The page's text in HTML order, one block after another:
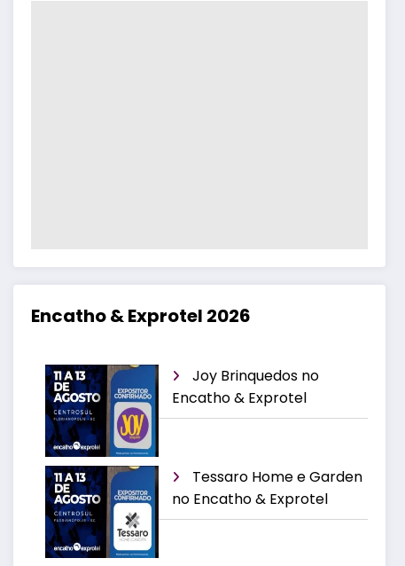
Encatho & Exprotel 2026
Joy Brinquedos no
Encatho & Exprotel
Tessaro Home e Garden
no Encatho & Exprotel